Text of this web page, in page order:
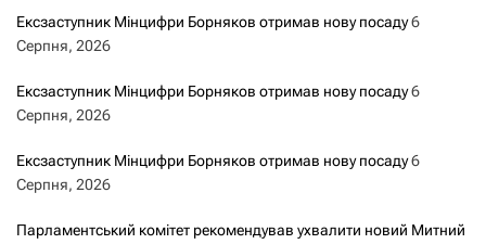
Ексзаступник Мінцифри Борняков отримав нову посаду6
Серпня, 2026
Ексзаступник Мінцифри Борняков отримав нову посаду6
Серпня, 2026
Ексзаступник Мінцифри Борняков отримав нову посаду6
Серпня, 2026
Парламентський комітет рекомендував ухвалити новий Митний